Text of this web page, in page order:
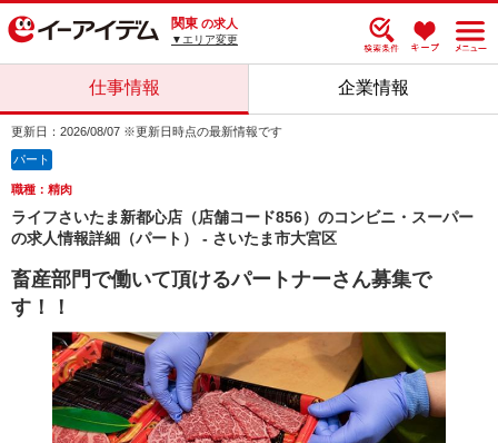
関東 の求人
▼エリア変更
仕事情報 企業情報
更新日：2026/08/07 ※更新日時点の最新情報です
パート
職種：精肉
ライフさいたま新都心店（店舗コード856）のコンビニ・スーパー
の求人情報詳細（パート） - さいたま市大宮区
畜産部門で働いて頂けるパートナーさん募集で
す！！